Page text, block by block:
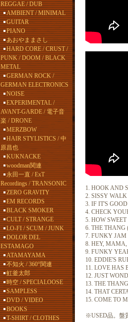
REGGAE / DUB
AMBIENT / MINIMAL
GUITAR
PIANO
あおやままさし
HARD CORE / CRUST /
PUNK / DOOM / BLACK
METAL
GERMAN ROCK /
GERMAN ELECTRONICS
NOISE
EXPERIMENTAL /
AVANT-GARDE / 電子音
楽 / DRONE
MERZBOW
HAIR STYLISTICS / 中
原昌也
KUKNACKE
woodman関連
永田一直 / ExT
Recordings / TRANSONIC
ZERO GRAVITY
EM RECORDS
BLACK SMOKER
CULT / STRANGE
LO-FI / SCUM / JUNK
DOLOR DEL
ESTAMAGO
ATAMAYAMA
不知火 / 360°関連
虹釜太郎
時空 / SPECIALOOSE
SAMPLESS
DVD / VIDEO
BOOKS
T-SHIRT / CLOTHES
1. HOOK AND
2. SISSY WALK
3. IF IT'S
4. CHECK
5. HOW
6. THE THANG
7. FUNKY JAM
8. HEY, MAMA,
9. FUNKY
10. EDDIE'S
11. LOVE HAS
12. JUST
13. THE
14. THAT
15. COME TO
※USED品。盤